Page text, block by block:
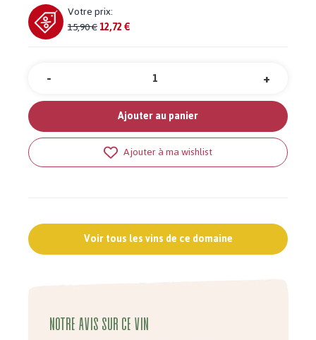
Votre prix:
15,90 €12,72 €
Quantité +
-
Ajouter au panier
Ajouter à ma wishlist
Voir tous les vins de ce domaine
Notre avis sur ce vin